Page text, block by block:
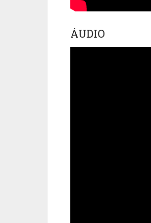
ÁUDIO